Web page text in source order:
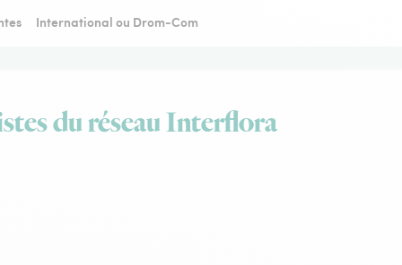
International ou Drom-Com
du réseau Interflora